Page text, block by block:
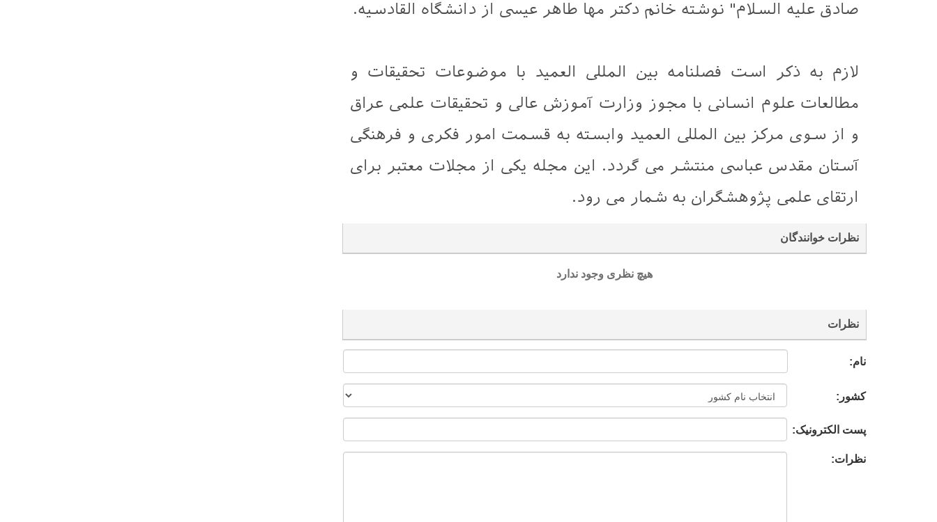
صادق علیه السلام" نوشته خانم دکتر مها طاهر عیسی از دانشگاه القادسیه.
لازم به ذکر است فصلنامه بین المللی العمید با موضوعات تحقیقات و
مطالعات علوم انسانی با مجوز وزارت آموزش عالی و تحقیقات علمی عراق
و از سوی مرکز بین المللی العمید وابسته به قسمت امور فکری و فرهنگی
آستان مقدس عباسی منتشر می گردد. این مجله یکی از مجلات معتبر برای
ارتقای علمی پژوهشگران به شمار می رود.
نظرات خوانندگان
هیچ نظری وجود ندارد
نظرات
نام:
کشور:
پست الکترونیک:
نظرات: